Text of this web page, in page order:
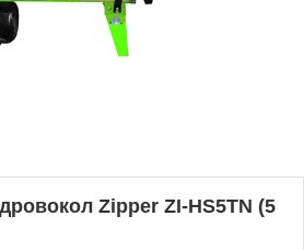
Zipper ZI-HS5TN (5